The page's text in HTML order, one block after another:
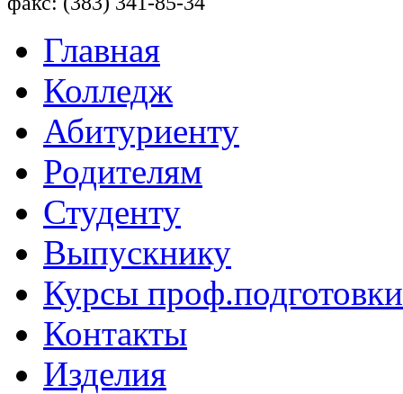
Главная
Колледж
Абитуриенту
Родителям
Студенту
Выпускнику
Курсы проф.подготовки
Контакты
Изделия